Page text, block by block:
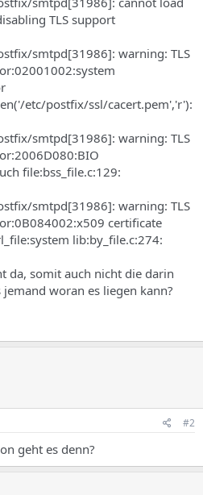
TLS support
smtpd[31986]: warning: TLS
etc/postfix/ssl/cacert.pem','r'):
smtpd[31986]: warning: TLS
file:bss_file.c:129:
smtpd[31986]: warning: TLS
certificate
lib:by_file.c:274:
da, somit auch nicht die darin
woran es liegen kann?
#2
geht es denn?